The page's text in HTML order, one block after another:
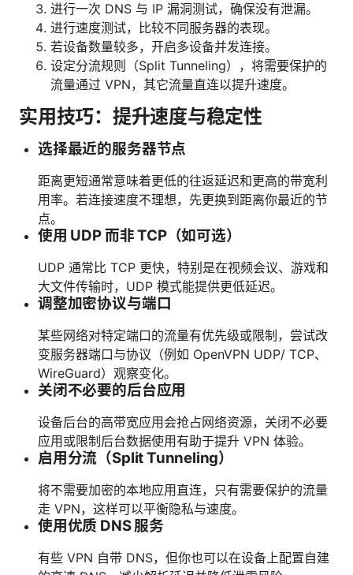
进行一次 DNS 与 IP 漏洞测试，确保没有泄漏。
进行速度测试，比较不同服务器的表现。
若设备数量较多，开启多设备并发连接。
设定分流规则（Split Tunneling），将需要保护的
流量通过 VPN，其它流量直连以提升速度。
实用技巧：提升速度与稳定性
选择最近的服务器节点
距离更短通常意味着更低的往返延迟和更高的带宽利
用率。若连接速度不理想，先更换到距离你最近的节
点。
使用 UDP 而非 TCP（如可选）
UDP 通常比 TCP 更快，特别是在视频会议、游戏和
大文件传输时，UDP 模式能提供更低延迟。
调整加密协议与端口
某些网络对特定端口的流量有优先级或限制，尝试改
变服务器端口与协议（例如 OpenVPN UDP/ TCP、
WireGuard）观察变化。
关闭不必要的后台应用
设备后台的高带宽应用会抢占网络资源，关闭不必要
应用或限制后台数据使用有助于提升 VPN 体验。
启用分流（Split Tunneling）
将不需要加密的本地应用直连，只有需要保护的流量
走 VPN，这样可以平衡隐私与速度。
使用优质 DNS 服务
有些 VPN 自带 DNS，但你也可以在设备上配置自建